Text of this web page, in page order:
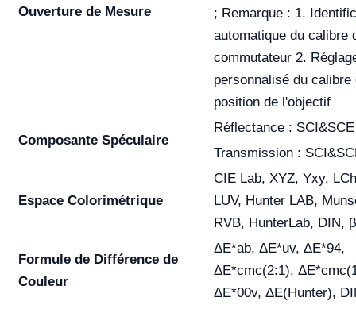
Ouverture de Mesure
; Remarque : 1.
automatique du calibre
commutateur 2.
personnalisé du calibre
position de l'objectif
Composante Spéculaire
Réflectance : SCI&SCE
Transmission :
Espace Colorimétrique
CIE Lab, XYZ, Yxy,
LUV, Hunter LAB,
RVB, HunterLab, DIN,
Formule de Différence de
Couleur
ΔE*ab, ΔE*uv, ΔE*94,
ΔE*cmc(2:1),
ΔE*00v, ΔE(Hunter),